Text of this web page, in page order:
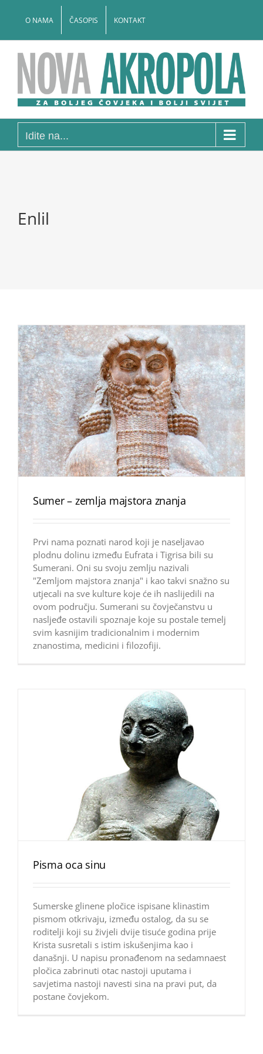
O NAMA ČASOPIS KONTAKT
Idite na...
Enlil
Sumer – zemlja majstora znanja
Prvi nama poznati narod koji je naseljavao
plodnu dolinu između Eufrata i Tigrisa bili su
Sumerani. Oni su svoju zemlju nazivali
"Zemljom majstora znanja" i kao takvi snažno su
utjecali na sve kulture koje će ih naslijedili na
ovom području. Sumerani su čovječanstvu u
nasljeđe ostavili spoznaje koje su postale temelj
svim kasnijim tradicionalnim i modernim
znanostima, medicini i filozofiji.
Pisma oca sinu
Sumerske glinene pločice ispisane klinastim
pismom otkrivaju, između ostalog, da su se
roditelji koji su živjeli dvije tisuće godina prije
Krista susretali s istim iskušenjima kao i
današnji. U napisu pronađenom na sedamnaest
pločica zabrinuti otac nastoji uputama i
savjetima nastoji navesti sina na pravi put, da
postane čovjekom.